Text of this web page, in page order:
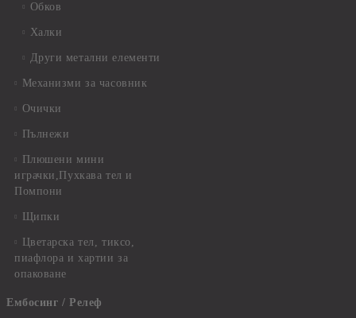
Обков
Халки
Други метални елементи
Механизми за часовник
Очички
Пълнежи
Плюшени мини
играчки,Пухкава тел и
Помпони
Щипки
Цветарска тел, тиксо,
пиафлора и хартии за
опаковане
Ембосинг / Релеф